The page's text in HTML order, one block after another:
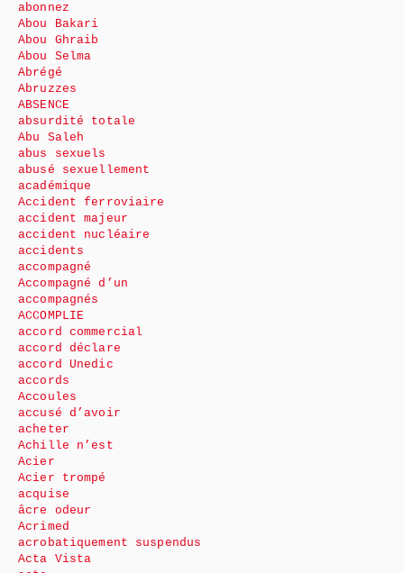
abonnez
Abou Bakari
Abou Ghraib
Abou Selma
Abrégé
Abruzzes
ABSENCE
absurdité totale
Abu Saleh
abus sexuels
abusé sexuellement
académique
Accident ferroviaire
accident majeur
accident nucléaire
accidents
accompagné
Accompagné d’un
accompagnés
ACCOMPLIE
accord commercial
accord déclare
accord Unedic
accords
Accoules
accusé d’avoir
acheter
Achille n’est
Acier
Acier trompé
acquise
âcre odeur
Acrimed
acrobatiquement suspendus
Acta Vista